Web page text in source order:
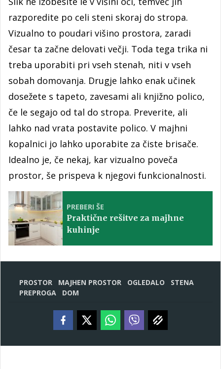
razporedite po celi steni skoraj do stropa.
Vizualno to poudari višino prostora, zaradi
česar ta začne delovati večji. Toda tega trika ni
treba uporabiti pri vseh stenah, niti v vseh
sobah domovanja. Drugje lahko enak učinek
dosežete s tapeto, zavesami ali knjižno polico,
če le segajo od tal do stropa. Preverite, ali
lahko nad vrata postavite polico. V majhni
kopalnici jo lahko uporabite za čiste brisače.
Idealno je, če nekaj, kar vizualno poveča
prostor, še prispeva k njegovi funkcionalnosti.
PREBERI ŠE
Praktične rešitve za majhne
kuhinje
PROSTOR MAJHEN PROSTOR OGLEDALO
STENA
PREPROGA
DOM